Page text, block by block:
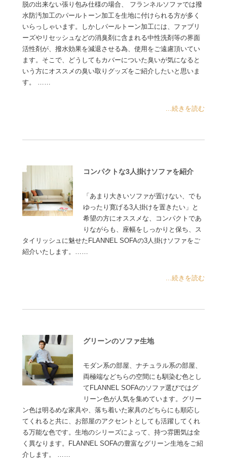
脱の出来ない張り包み仕様の場合、 フランネルソファでは撥
水防汚加工のパールトーン加工を生地に付けられる方が多く
いらっしゃいます。しかしパールトーン加工には、ファブリ
ーズやリセッシュなどの消臭剤に含まれる中性洗剤等の界面
活性剤が、撥水効果を減退させる為、使用をご遠慮頂いてい
ます。そこで、どうしてもカバーについた臭いが気になると
いう方にオススメの臭い取りグッズをご紹介したいと思いま
す。 ……
...続きを読む
コンパクトな3人掛けソファを紹介
「あまり大きいソファが置けない、でも
ゆったり寛げる3人掛けを置きたい」と
希望の方にオススメな、コンパクトであ
りながらも、座幅をしっかりと保ち、ス
タイリッシュに魅せたFLANNEL SOFAの3人掛けソファをご
紹介いたします。……
...続きを読む
グリーンのソファ生地
モダン系の部屋、ナチュラル系の部屋、
両極端などちらの空間にも馴染む色とし
てFLANNEL SOFAのソファ選びではグ
リーン色が人気を集めています。グリー
ン色は明るめな家具や、落ち着いた家具のどちらにも順応し
てくれると共に、お部屋のアクセントとしても活躍してくれ
る万能な色です。生地のシリーズによって、持つ雰囲気は全
く異なります。FLANNEL SOFAの豊富なグリーン生地をご紹
介します。 ……